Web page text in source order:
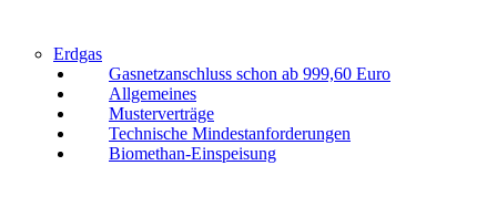
Erdgas
Gasnetzanschluss schon ab 999,60 Euro
Allgemeines
Musterverträge
Technische Mindestanforderungen
Biomethan-Einspeisung